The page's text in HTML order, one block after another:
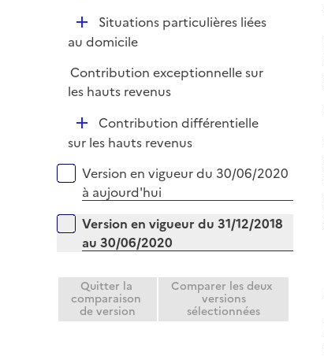
l
e
r
D
é
l
i
r
Situations particulières liées
au domicile
Contribution exceptionnelle sur
les hauts revenus
D
é
l
i
e
Contribution différentielle
sur les hauts revenus
Versions sur la période
Version en vigueur du 30/06/2020
à aujourd'hui
Version en vigueur du 31/12/2018
au 30/06/2020
Quitter la
comparaison
de version
Comparer les deux
versions
sélectionnées